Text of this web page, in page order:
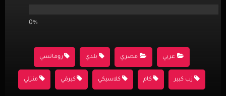
0%
عربي مصري بلدي رومانسي
زب كبير كام كلاسيكي كيرفي منزلي